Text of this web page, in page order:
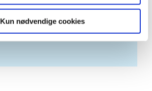
Kun nødvendige cookies